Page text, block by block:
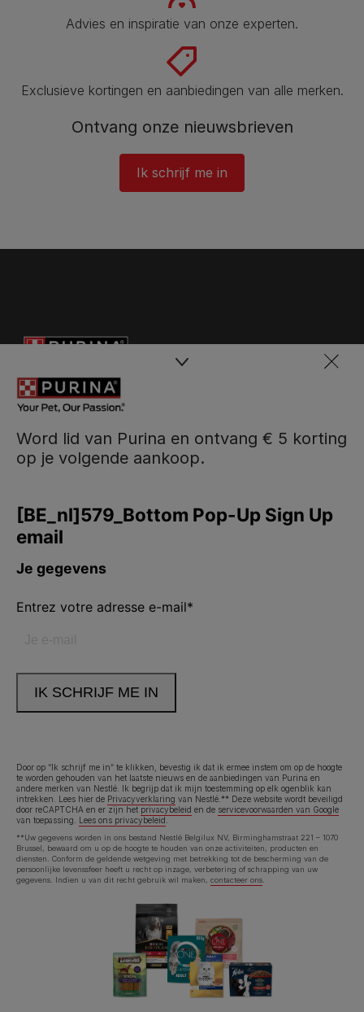
Advies en inspiratie van onze experten.
Exclusieve kortingen en aanbiedingen van alle merken.
Ontvang onze nieuwsbrieven
Ik schrijf me in
Word lid van Purina en ontvang € 5 korting
op je volgende aankoop.
Door op “Ik schrijf me in” te klikken, bevestig ik dat ik ermee instem om op de hoogte
te worden gehouden van het laatste nieuws en de aanbiedingen van Purina en
andere merken van Nestlé. Ik begrijp dat ik mijn toestemming op elk ogenblik kan
intrekken. Lees hier de Privacyverklaring van Nestlé.** Deze website wordt beveiligd
door reCAPTCHA en er zijn het privacybeleid en de servicevoorwaarden van Google
van toepassing.
Lees ons privacybeleid
**Uw gegevens worden in ons bestand Nestlé Belgilux NV, Birminghamstraat 221 – 1070
Brussel, bewaard om u op de hoogte te houden van onze activiteiten, producten en
diensten. Conform de geldende wetgeving met betrekking tot de bescherming van de
persoonlijke levenssfeer heeft u recht op inzage, verbetering of schrapping van uw
gegevens. Indien u van dit recht gebruik wil maken, contacteer ons.
Neem contact met ons op
©Reg. Trademark of Nestlé S.A.
Legal (footer) (NL)
Toegankelijkheidsverklaring Gebruiksvoorwaarden
Privacyverklaring Cookies